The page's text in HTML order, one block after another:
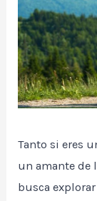
Tanto si eres
un amante de
busca